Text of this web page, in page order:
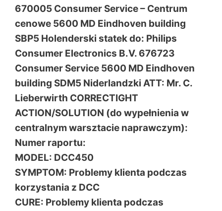
670005 Consumer Service – Centrum
cenowe 5600 MD Eindhoven building
SBP5 Holenderski statek do: Philips
Consumer Electronics B.V. 676723
Consumer Service 5600 MD Eindhoven
building SDM5 Niderlandzki ATT: Mr. C.
Lieberwirth CORRECTIGHT
ACTION/SOLUTION (do wypełnienia w
centralnym warsztacie naprawczym):
Numer raportu:
MODEL: DCC450
SYMPTOM: Problemy klienta podczas
korzystania z DCC
CURE: Problemy klienta podczas